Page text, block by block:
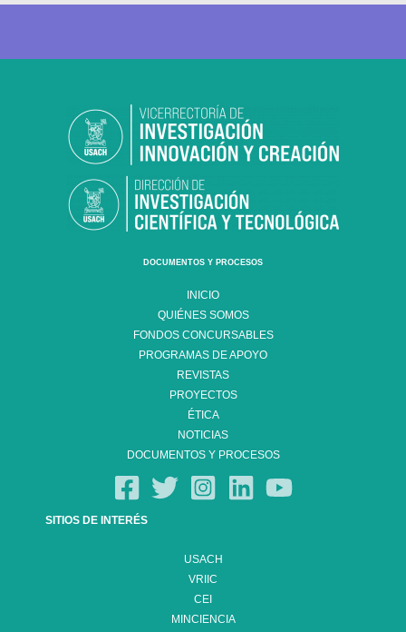
DOCUMENTOS Y PROCESOS
INICIO
QUIÉNES SOMOS
FONDOS CONCURSABLES
PROGRAMAS DE APOYO
REVISTAS
PROYECTOS
ÉTICA
NOTICIAS
DOCUMENTOS Y PROCESOS
SITIOS DE INTERÉS
USACH
VRIIC
CEI
MINCIENCIA